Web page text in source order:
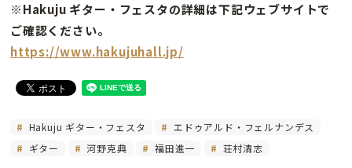
※Hakuju ギター・フェスタの詳細は下記ウェブサイトで
ご確認ください。
https://www.hakujuhall.jp/
Hakuju ギター・フェスタ
エドゥアルド・フェルナンデス
ギター
河野克典 福田進一 荘村清志